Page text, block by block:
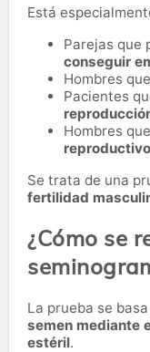
Está
Parejas que
conseguir
Hombres
Pacientes
Hombres que
reproductivo
Se trata de una
fertilidad
¿Cómo se
La prueba se
semen mediante
estéril.